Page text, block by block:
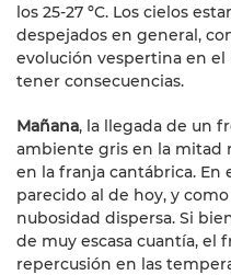
los 25-27 ºC. Los cielos
despejados en general,
evolución vespertina en
tener consecuencias.
Mañana, la llegada de un
ambiente gris en la mitad
en la franja cantábrica. En
parecido al de hoy, y
nubosidad dispersa. Si
de muy escasa cuantía, el
repercusión en las